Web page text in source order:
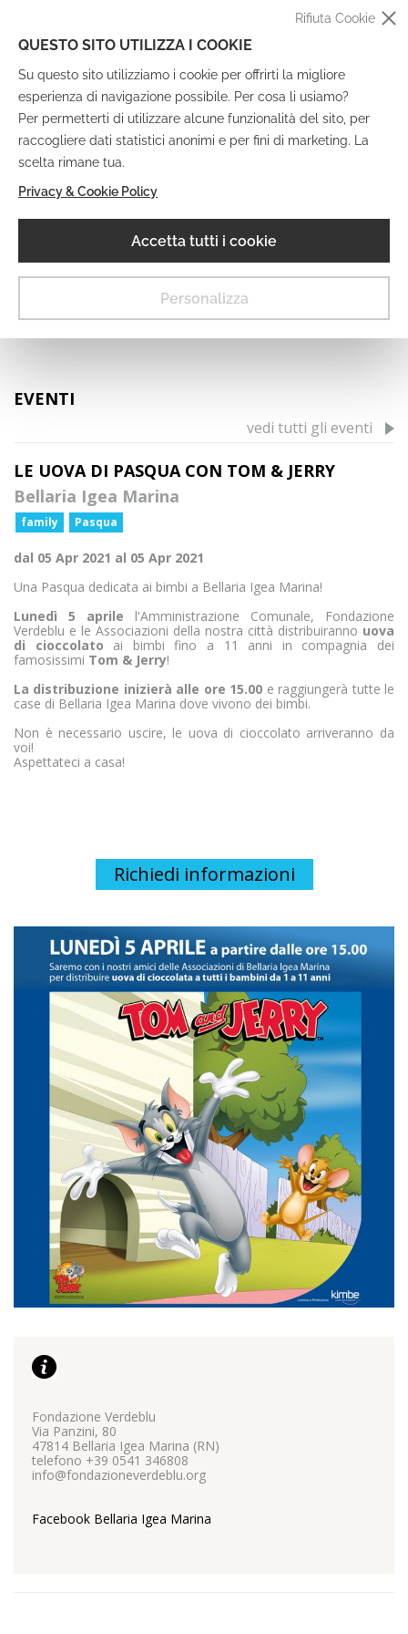
QUESTO SITO UTILIZZA I COOKIE
Su questo sito utilizziamo i cookie per offrirti la migliore
esperienza di navigazione possibile. Per cosa li usiamo?
Per permetterti di utilizzare alcune funzionalità del sito, per
raccogliere dati statistici anonimi e per fini di marketing. La
scelta rimane tua.
Privacy & Cookie Policy
Accetta tutti i cookie
Personalizza
Rifiuta Cookie
I cookie necessari contribuiscono a rendere fruibile il sito
percorso di navigazione.
Il sito non può funzionare correttamente senza questi
cookie e non richiedono il tuo consenso.
Vedi la lista completa
Statistici
I cookie statistici aiutano i proprietari del sito web a capire
come i visitatori interagiscono, raccogliendo e
trasmettendo informazioni in forma anonima.
Vedi la lista completa
Marketing
I cookie per il marketing vengono utilizzati per monitorare i
visitatori nei siti web. L'intento è quello di visualizzare
inserzionisti terzi.
MENU
EVENTI
vedi tutti gli eventi
LE UOVA DI PASQUA CON TOM & JERRY
Bellaria Igea Marina
family Pasqua
dal 05 Apr 2021 al 05 Apr 2021
Una Pasqua dedicata ai bimbi a Bellaria Igea Marina!
Lunedì 5 aprile l'Amministrazione Comunale, Fondazione
Verdeblu e le Associazioni della nostra città distribuiranno uova
di cioccolato ai bimbi fino a 11 anni in compagnia dei
famosissimi Tom & Jerry!
La distribuzione inizierà alle ore 15.00 e raggiungerà tutte le
case di Bellaria Igea Marina dove vivono dei bimbi.
Non è necessario uscire, le uova di cioccolato arriveranno da
voi!
Aspettateci a casa!
Richiedi informazioni
Fondazione Verdeblu
Via Panzini, 80
47814 Bellaria Igea Marina (RN)
telefono +39 0541 346808
info@fondazioneverdeblu.org
Facebook Bellaria Igea Marina